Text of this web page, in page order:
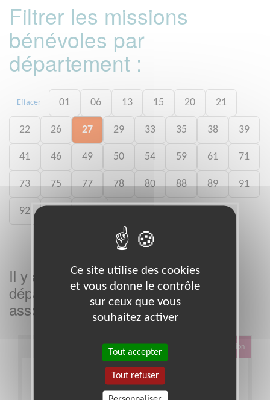
Filtrer les missions
bénévoles par
département :
Effacer 01 06 13 15 20 21
22 26 27 29 33 35 38 39
41 46 49 50 54 59 61 71
73 75 77 78 80 88 89 91
92
Il y a
missions bénévoles dans le
département
dans cette
association
Éducation & Formation
Ce site utilise des cookies
et vous donne le contrôle
sur ceux que vous
souhaitez activer
Tout accepter
Tout refuser